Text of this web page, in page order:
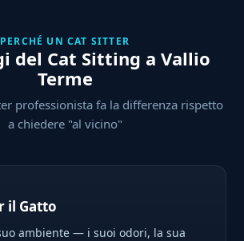
PERCHÉ UN CAT SITTER
del Cat Sitting a Vallio
Terme
professionista fa la differenza rispetto
a chiedere "al vicino"
il Gatto
ambiente — i suoi odori, la sua